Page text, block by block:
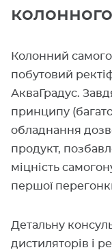
колонного
Колонний
побутовий
АкваГрадус.
принципу
обладнання
продукт,
міцність
першої
Детальну
дистиляторів і